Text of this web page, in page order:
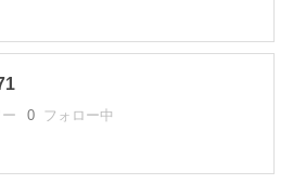
0 フォロー中